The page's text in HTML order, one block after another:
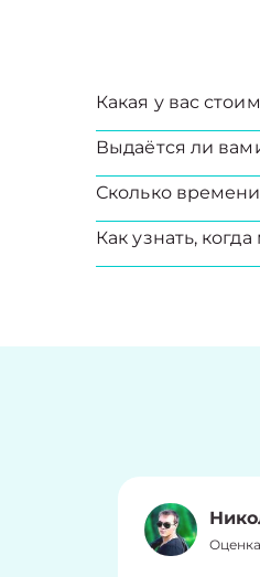
Какая у вас
Выдаётся ли
Сколько
Как узнать,